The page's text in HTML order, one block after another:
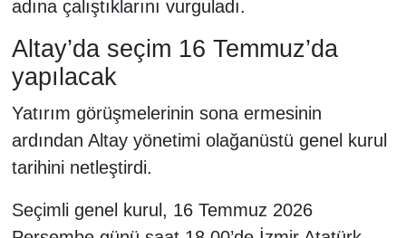
adına çalıştıklarını vurguladı.
Altay’da seçim 16 Temmuz’da
yapılacak
Yatırım görüşmelerinin sona ermesinin
ardından Altay yönetimi olağanüstü genel kurul
tarihini netleştirdi.
Seçimli genel kurul, 16 Temmuz 2026